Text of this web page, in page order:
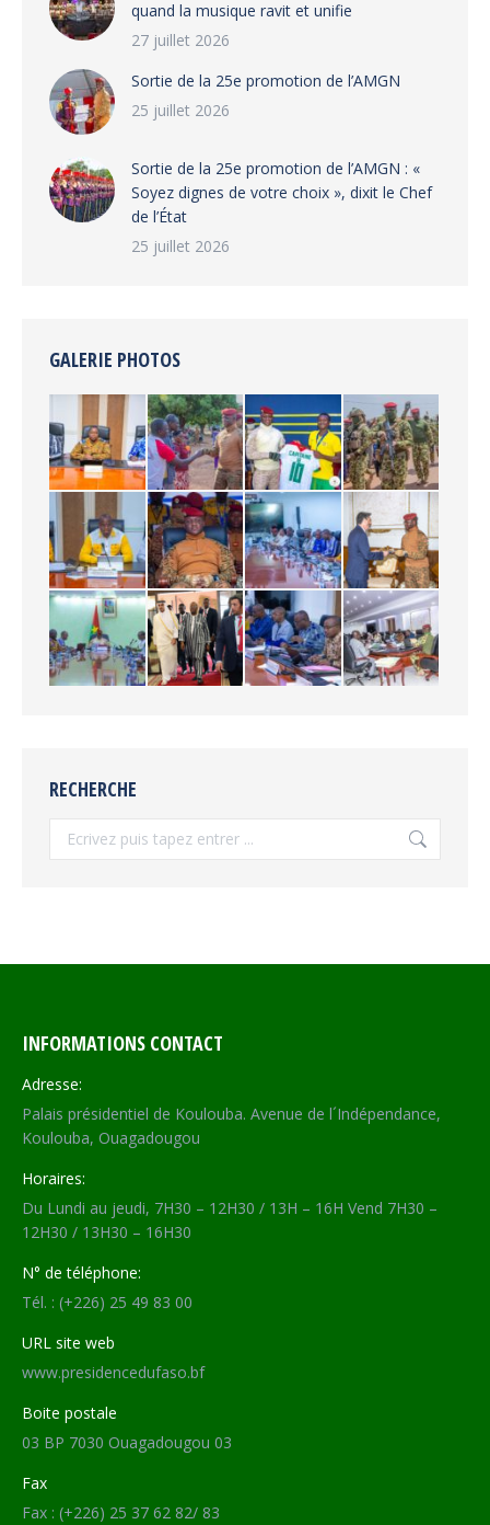
quand la musique ravit et unifie
27 juillet 2026
‎Sortie de la 25e promotion de l’AMGN
25 juillet 2026
‎Sortie de la 25e promotion de l’AMGN : «
Soyez dignes de votre choix », dixit le Chef
de l’État
25 juillet 2026
GALERIE PHOTOS
RECHERCHE
Recherche
INFORMATIONS CONTACT
Adresse:
Palais présidentiel de Koulouba. Avenue de l´Indépendance,
Koulouba, Ouagadougou
Horaires:
Du Lundi au jeudi, 7H30 – 12H30 / 13H – 16H Vend 7H30 –
12H30 / 13H30 – 16H30
N° de téléphone:
Tél. : (+226) 25 49 83 00
URL site web
www.presidencedufaso.bf
Boite postale
03 BP 7030 Ouagadougou 03
Fax
Fax : (+226) 25 37 62 82/ 83